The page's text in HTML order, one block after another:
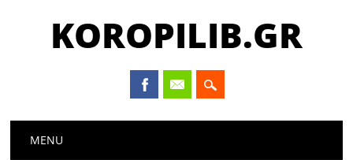
KOROPILIB.GR
Main menu
MENU